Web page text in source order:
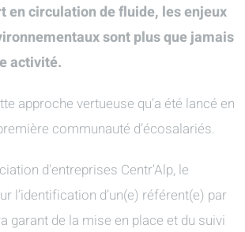
en circulation de fluide, les enjeux
sont plus que jamais
activité.
approche vertueuse qu'a été lancé en
communauté d’écosalariés.
d'entreprises Centr'Alp, le
l’identification d’un(e) référent(e) par
garant de la mise en place et du suivi